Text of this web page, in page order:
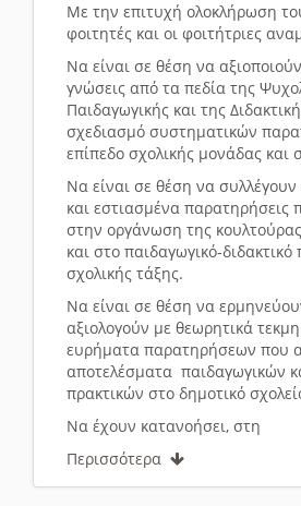
Με την επιτυχή ολοκλήρωση
φοιτητές και οι φοιτήτριες
Να είναι σε θέση να
γνώσεις από τα πεδία της
Παιδαγωγικής και της
σχεδιασμό συστηματικών
επίπεδο σχολικής μονάδας και
Να είναι σε θέση να
και εστιασμένα παρατηρήσεις
στην οργάνωση της
και στο παιδαγωγικό-διδακτικό
σχολικής τάξης.
Να είναι σε θέση να
αξιολογούν με θεωρητικά
ευρήματα παρατηρήσεων που
αποτελέσματα παιδαγωγικών
πρακτικών στο δημοτικό
Να έχουν κατανοήσει, στη
Περισσότερα